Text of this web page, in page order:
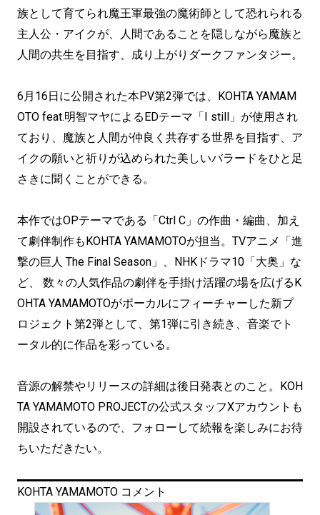
族として育てられ魔王軍最強の魔術師として恐れられる
主人公・アイクが、人間であることを隠しながら魔族と
人間の共生を目指す、成り上がりダークファンタジー。
6月16日に公開された本PV第2弾では、KOHTA YAMAM
OTO feat.明智マヤによるEDテーマ「I still」が使用され
ており、魔族と人間が仲良く共存する世界を目指す、ア
イクの願いと祈りが込められた美しいバラードをひと足
さきに聞くことができる。
本作ではOPテーマである「Ctrl C」の作曲・編曲、加え
て劇伴制作もKOHTA YAMAMOTOが担当。TVアニメ「進
撃の巨人 The Final Season」、NHKドラマ10「大奥」な
ど、 数々の人気作品の劇伴を手掛け活躍の場を広げるK
OHTA YAMAMOTOがボーカルにフィーチャーした新プ
ロジェクト第2弾として、第1弾に引き続き、音楽でト
ータル的に作品を彩っている。
音源の解禁やリリースの詳細は後日発表とのこと。KOH
TA YAMAMOTO PROJECTの公式スタッフXアカウントも
開設されているので、フォローして続報を楽しみにお待
ちいただきたい。
KOHTA YAMAMOTO コメント